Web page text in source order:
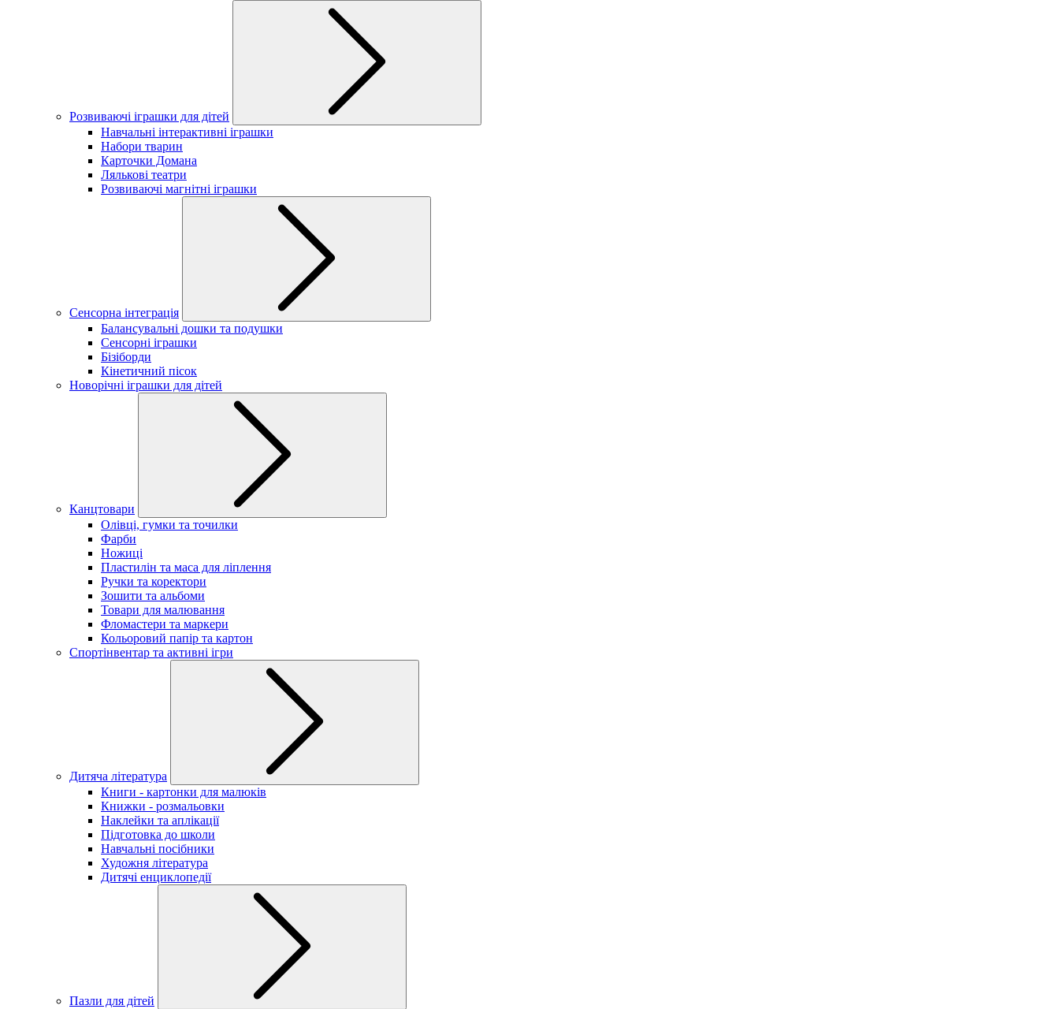
Розвиваючі іграшки для дітей
Навчальні інтерактивні іграшки
Набори тварин
Карточки Домана
Лялькові театри
Розвиваючі магнітні іграшки
Сенсорна інтеграція
Балансувальні дошки та подушки
Сенсорні іграшки
Бізіборди
Кінетичний пісок
Новорічні іграшки для дітей
Канцтовари
Олівці, гумки та точилки
Фарби
Ножиці
Пластилін та маса для ліплення
Ручки та коректори
Зошити та альбоми
Товари для малювання
Фломастери та маркери
Кольоровий папір та картон
Спортінвентар та активні ігри
Дитяча література
Книги - картонки для малюків
Книжки - розмальовки
Наклейки та аплікації
Підготовка до школи
Навчальні посібники
Художня література
Дитячі енциклопедії
Пазли для дітей